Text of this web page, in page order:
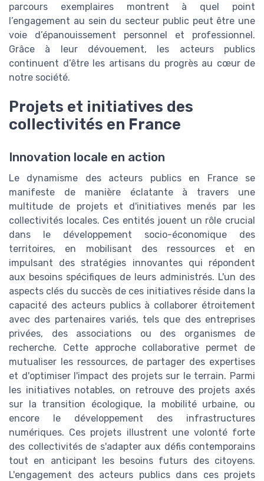
parcours exemplaires montrent à quel point
l’engagement au sein du secteur public peut être une
voie d’épanouissement personnel et professionnel.
Grâce à leur dévouement, les acteurs publics
continuent d’être les artisans du progrès au cœur de
notre société.
Projets et initiatives des
collectivités en France
Innovation locale en action
Le dynamisme des acteurs publics en France se
manifeste de manière éclatante à travers une
multitude de projets et d'initiatives menés par les
collectivités locales. Ces entités jouent un rôle crucial
dans le développement socio-économique des
territoires, en mobilisant des ressources et en
impulsant des stratégies innovantes qui répondent
aux besoins spécifiques de leurs administrés. L'un des
aspects clés du succès de ces initiatives réside dans la
capacité des acteurs publics à collaborer étroitement
avec des partenaires variés, tels que des entreprises
privées, des associations ou des organismes de
recherche. Cette approche collaborative permet de
mutualiser les ressources, de partager des expertises
et d'optimiser l'impact des projets sur le terrain. Parmi
les initiatives notables, on retrouve des projets axés
sur la transition écologique, la mobilité urbaine, ou
encore le développement des infrastructures
numériques. Ces projets illustrent une volonté forte
des collectivités de s'adapter aux défis contemporains
tout en anticipant les besoins futurs des citoyens.
L'engagement des acteurs publics dans ces projets